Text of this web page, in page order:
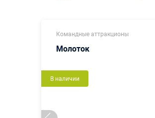
Командные аттракционы
Молоток
В наличии